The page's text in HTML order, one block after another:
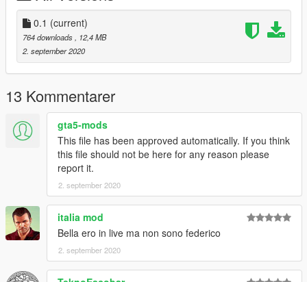
Uniform: GTAV / x64e / Models / Cdimages / Componentpeds s
m y.rpf
Hat: GTAV / x64e / Models / Cdimages / Pedprops.rpf
==================================================
========================
Replace files. It is recommended to create a mod folder
through the OpenIV program.
For doubts or problems contact me, I will reply as soon as
0.1 (current)
764 downloads
, 12,4 MB
2. september 2020
13 Kommentarer
gta5-mods
This file has been approved automatically. If you think
this file should not be here for any reason please
report it.
2. september 2020
italia mod
Bella ero in live ma non sono federico
2. september 2020